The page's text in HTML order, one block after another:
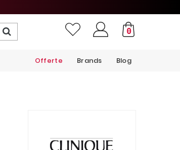
0
Blog
Brands
Offerte